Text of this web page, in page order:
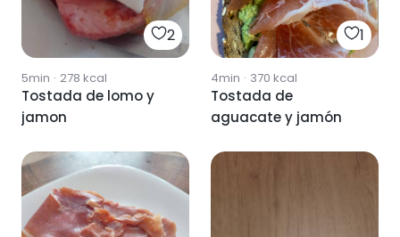
2
5min · 278 kcal
Tostada de lomo y
jamon
1
4min · 370 kcal
Tostada de
aguacate y jamón